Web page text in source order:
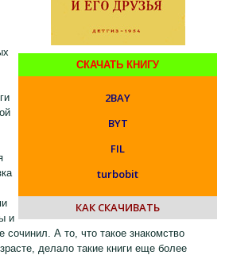
СКАЧАТЬ КНИГУ
2BAY
BYT
FIL
turbobit
КАК СКАЧИВАТЬ
и
сочинил. А то, что такое знакомство
делало такие книги еще более